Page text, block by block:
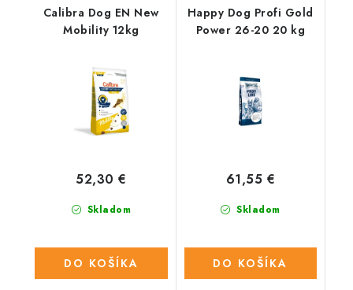
Calibra Dog EN New
Mobility 12kg
Skladom
52,30 €
DO KOŠÍKA
Happy Dog Profi Gold
Power 26-20 20 kg
Skladom
61,55 €
DO KOŠÍKA